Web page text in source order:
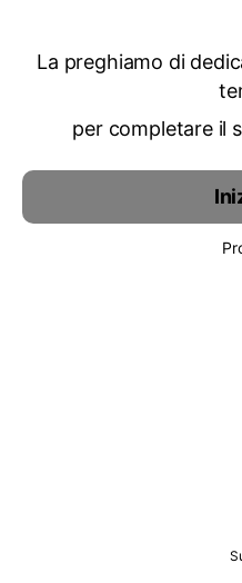
La preghiamo di
per completare il